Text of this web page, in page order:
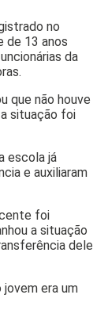
no
de 13 anos
da
que não houve
situação foi
escola já
e auxiliaram
foi
a situação
dele
jovem era um